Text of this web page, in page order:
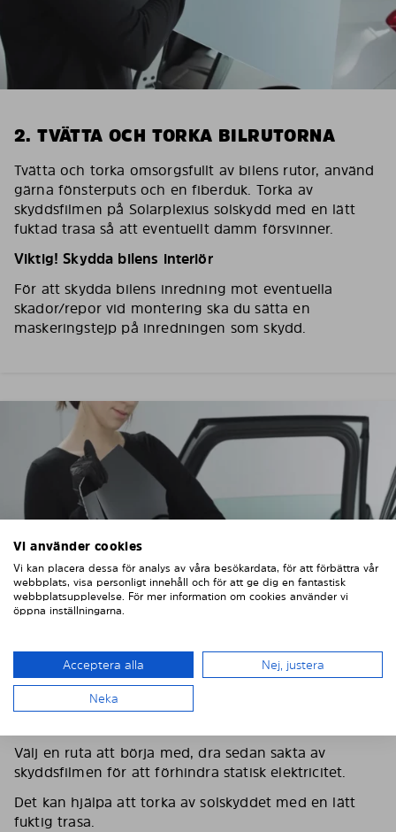
2. TVÄTTA OCH TORKA BILRUTORNA
Tvätta och torka omsorgsfullt av bilens rutor, använd
gärna fönsterputs och en fiberduk. Torka av
skyddsfilmen på Solarplexius solskydd med en lätt
fuktad trasa så att eventuellt damm försvinner.
Viktig! Skydda bilens interiör
För att skydda bilens inredning mot eventuella
skador/repor vid montering ska du sätta en
maskeringstejp på inredningen som skydd.
3. TA BORT SKYDDSFILMEN
Använd medföljande handskar för att förhindra
Välj en ruta att börja med, dra sedan sakta av
skyddsfilmen för att förhindra statisk elektricitet.
Det kan hjälpa att torka av solskyddet med en lätt
fuktig trasa.
Vi använder cookies
Vi kan placera dessa för analys av våra besökardata, för att förbättra vår
webbplats, visa personligt innehåll och för att ge dig en fantastisk
webbplatsupplevelse. För mer information om cookies använder vi
öppna inställningarna.
Acceptera alla Nej, justera
Neka